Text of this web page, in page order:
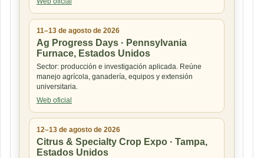
11–13 de agosto de 2026
Ag Progress Days · Pennsylvania
Furnace, Estados Unidos
Sector: producción e investigación aplicada. Reúne
manejo agrícola, ganadería, equipos y extensión
universitaria.
Web oficial
12–13 de agosto de 2026
Citrus & Specialty Crop Expo · Tampa,
Estados Unidos